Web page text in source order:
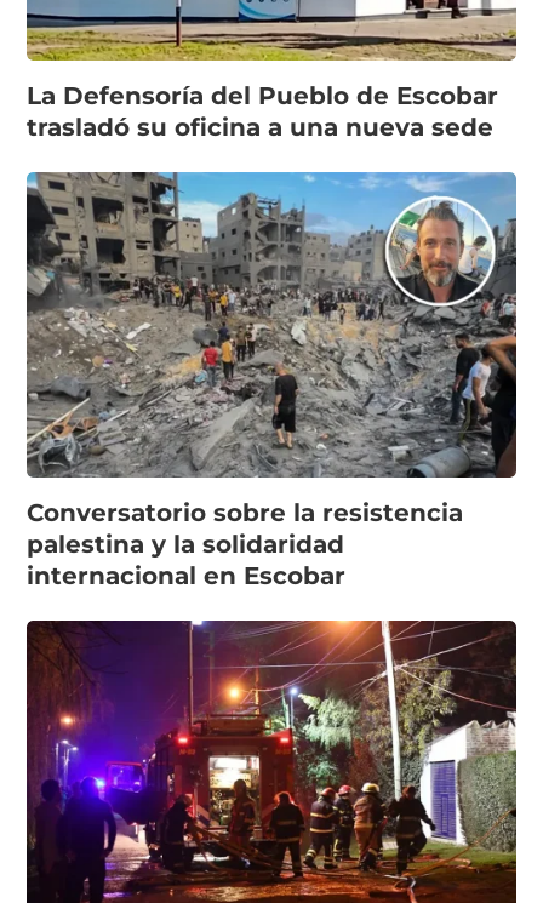
La Defensoría del Pueblo de Escobar
trasladó su oficina a una nueva sede
Conversatorio sobre la resistencia
palestina y la solidaridad
internacional en Escobar